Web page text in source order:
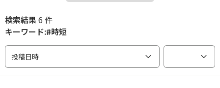
検索結果6 件
キーワード:#時短
投稿日時